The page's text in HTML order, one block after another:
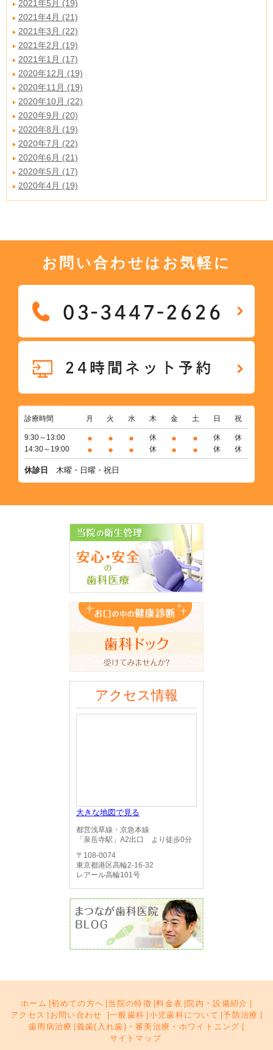
2021年5月 (19)
2021年4月 (21)
2021年3月 (22)
2021年2月 (19)
2021年1月 (17)
2020年12月 (19)
2020年11月 (19)
2020年10月 (22)
2020年9月 (20)
2020年8月 (19)
2020年7月 (22)
2020年6月 (21)
2020年5月 (17)
2020年4月 (19)
お問い合わせはお気軽に
診療時間 月 火 水 木 金 土 日 祝
9:30～13:00 ● ● ● 休 ● ● 休
休
14:30～19:00
● ● ● 休 ● ● 休 休
休診日 木曜・日曜・祝日
アクセス情報
大きな地図で見る
都営浅草線・京急本線
「泉岳寺駅」A2出口 より徒歩0分
〒108-0074
東京都港区高輪2-16-32
レアール高輪101号
ホーム |初めての方へ 当院の特徴 |料金表 院内・設備紹介
アクセス
お問い合わせ |一般歯科 小児歯科について |予防治療
歯周病治療
義歯(入れ歯)・審美治療・ホワイトニング
サイトマップ